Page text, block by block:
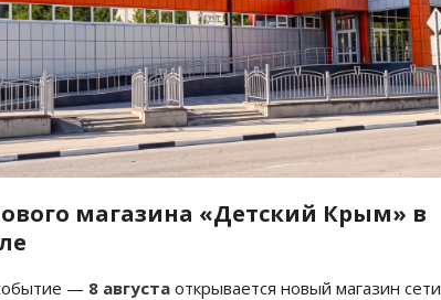
магазина «Детский Крым» в
— 8 августа открывается новый магазин сети